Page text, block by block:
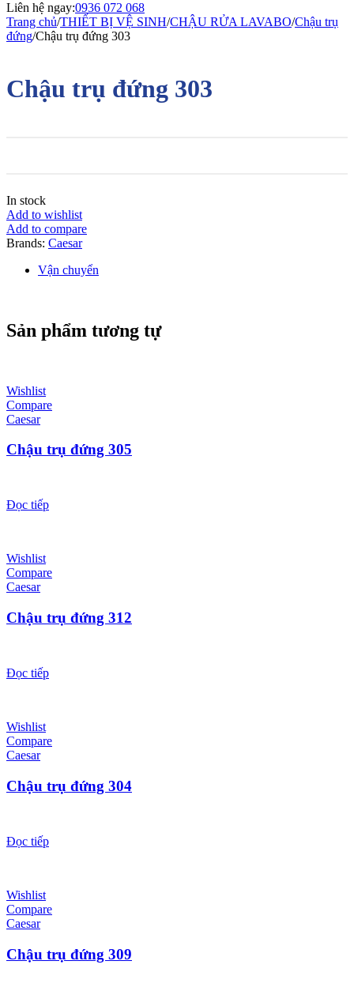
Liên hệ ngay:0936 072 068
Trang chủ/THIẾT BỊ VỆ SINH/CHẬU RỬA LAVABO/Chậu trụ
đứng/Chậu trụ đứng 303
Chậu trụ đứng 303
In stock
Add to wishlist
Add to compare
Brands: Caesar
Vận chuyển
Sản phẩm tương tự
Wishlist
Compare
Caesar
Chậu trụ đứng 305
Đọc tiếp
Wishlist
Compare
Caesar
Chậu trụ đứng 312
Đọc tiếp
Wishlist
Compare
Caesar
Chậu trụ đứng 304
Đọc tiếp
Wishlist
Compare
Caesar
Chậu trụ đứng 309